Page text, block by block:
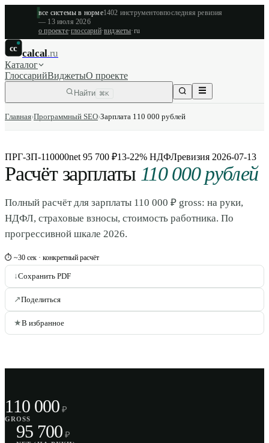
все системы в норме1402 инструментовпоследняя ревизия
— 13 июля 2026
о проекте·глоссарий·виджеты·ru
cc calcal.ru
Каталог
ГлоссарийВиджетыО проекте
Найти ⌘K
Главная›Программный SEO›Зарплата 110 000 рублей
ПРГ-ЗП-110000net 95 700 ₽13-22% НДФЛревизия 2026-07-13
Расчёт зарплаты 110 000 рублей
Полный расчёт для зарплаты 110 000 ₽ gross: на руки,
НДФЛ, страховые взносы, стоимость работника. По
прогрессивной шкале 2026.
⏱ ~30 сек · конкретный расчёт
↓Сохранить PDF
↗Поделиться
★В избранное
110 000 ₽
GROSS
95 700 ₽